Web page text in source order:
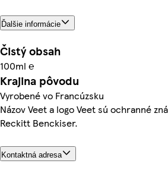
Ďalšie informácie
Čistý obsah
100ml ℮
Krajina pôvodu
Vyrobené vo Francúzsku
Názov Veet a logo Veet sú ochranné
Reckitt Benckiser.
Kontaktná adresa